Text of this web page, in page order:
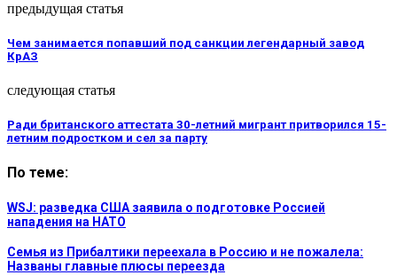
предыдущая статья
Чем занимается попавший под санкции легендарный завод
КрАЗ
следующая статья
Ради британского аттестата 30-летний мигрант притворился 15-
летним подростком и сел за парту
По теме:
WSJ: разведка США заявила о подготовке Россией
нападения на НАТО
Семья из Прибалтики переехала в Россию и не пожалела:
Названы главные плюсы переезда